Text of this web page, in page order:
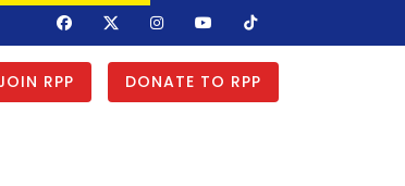
RPP DONATE TO RPP